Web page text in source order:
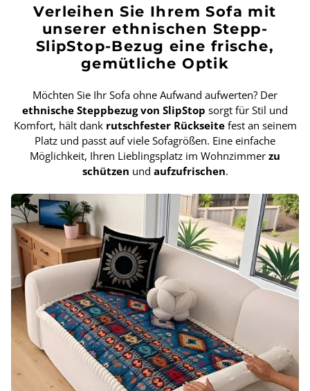
Verleihen Sie Ihrem Sofa mit
unserer ethnischen Stepp-
SlipStop-Bezug eine frische,
gemütliche Optik
Möchten Sie Ihr Sofa ohne Aufwand aufwerten? Der
ethnische Steppbezug von SlipStop sorgt für Stil und
Komfort, hält dank rutschfester Rückseitefest an seinem
Platz und passt auf viele Sofagrößen. Eine einfache
Möglichkeit, Ihren Lieblingsplatz im Wohnzimmer zu
schützen und aufzufrischen.